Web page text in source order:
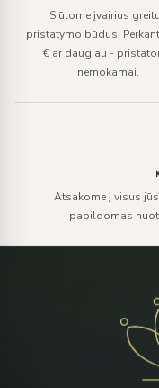
Siūlome įvairius
pristatymo būdus.
€ ar daugiau -
nemokamai.
Atsakome į visus
papildomas